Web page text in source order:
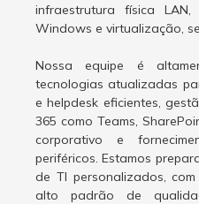
infraestrutura física
Windows e virtualização,
Nossa equipe é
tecnologias atualizadas
e helpdesk eficientes,
365 como Teams,
corporativo e
periféricos. Estamos
de TI personalizados,
alto padrão de